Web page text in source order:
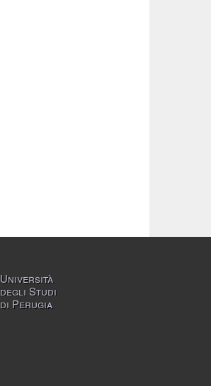
Università
degli Studi
di Perugia